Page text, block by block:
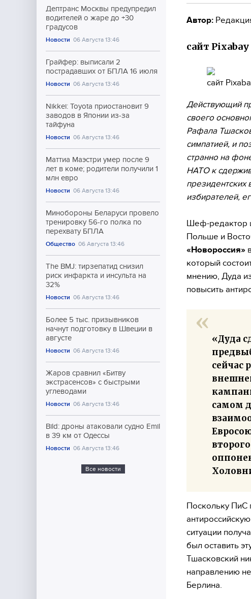
Дептранс Москвы предупредил
водителей о жаре до +30
градусов
Новости 06 Августа 13:46
Грайфер: выписали 2
пострадавших от БПЛА 16 июля
Новости 06 Августа 13:46
Nikkei: Toyota приостановит 9
заводов в Японии из-за
тайфуна
Новости 06 Августа 13:46
Маттиа Маэстри умер после 9
лет в коме; родители получили 1
млн евро
Новости 06 Августа 13:46
Минобороны Беларуси провело
тренировку 56-го полка по
перехвату БПЛА
Общество 06 Августа 13:46
The BMJ: тирзепатид снизил
риск инфаркта и инсульта на
32%
Новости 06 Августа 13:46
Более 5 тыс. призывников
начнут подготовку в Швеции в
августе
Новости 06 Августа 13:46
Жаров сравнил «Битву
экстрасенсов» с быстрыми
углеводами
Новости 06 Августа 13:46
Bild: дроны атаковали судно Emil
в 39 км от Одессы
Новости 06 Августа 13:46
Все новости
Автор:
сайт Pixabay
сайт
Действующий
своего
Рафала
симпатией, и
странно на
НАТО к
избирателей,
Шеф-редактор
Польше и
«Новороссия»
который
мнению, Дуда
повысить
«Дуда
сейчас
самом
Поскольку ПиС
ситуации
был оставить
Тшасковский
направлению
Берлина.